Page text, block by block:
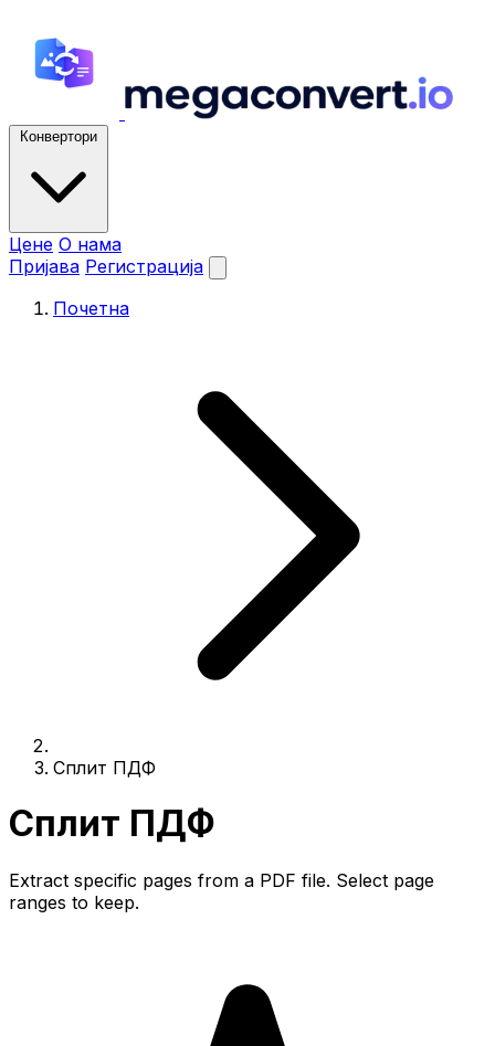
Конвертори
Цене О нама
Пријава Регистрација
Почетна
Сплит ПДФ
Сплит ПДФ
Extract specific pages from a PDF file. Select page
ranges to keep.